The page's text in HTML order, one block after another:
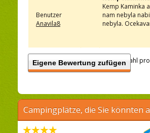
Benutzer
Anavila8
Kemp Kaminka
nam nebyla
nebyla.
Eigene Bewertung zufügenAnzahl
Campingplätze, die Sie könnten